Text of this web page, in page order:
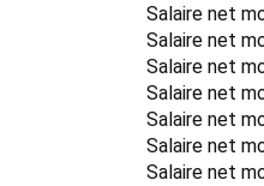
Salaire net
Salaire net
Salaire net
Salaire net
Salaire net
Salaire net
Salaire net